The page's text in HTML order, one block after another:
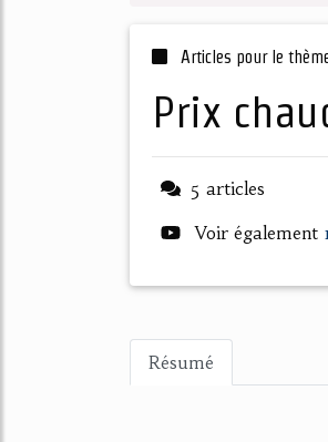
Articles pour le
prix
5 articles
Voir également
Résumé